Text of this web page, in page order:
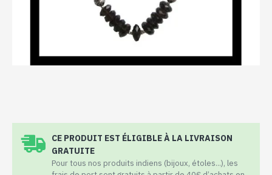
CE PRODUIT EST ÉLIGIBLE À LA LIVRAISON
GRATUITE
Pour tous nos produits indiens (bijoux, étoles...), les